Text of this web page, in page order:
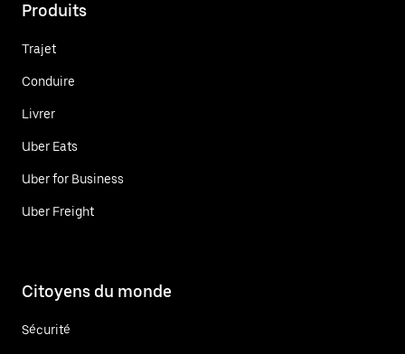
Produits
Trajet
Conduire
Livrer
Uber Eats
Uber for Business
Uber Freight
Citoyens du monde
Sécurité